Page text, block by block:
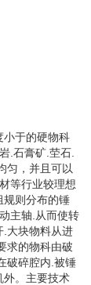
小于的硬物科
.石膏矿.茔石.
匀，并且可以
等行业较理想
规则分布的锤
主轴.从而使转
.大块物料从进
求的物科由破
破碎腔内.被锤
外。主要技术